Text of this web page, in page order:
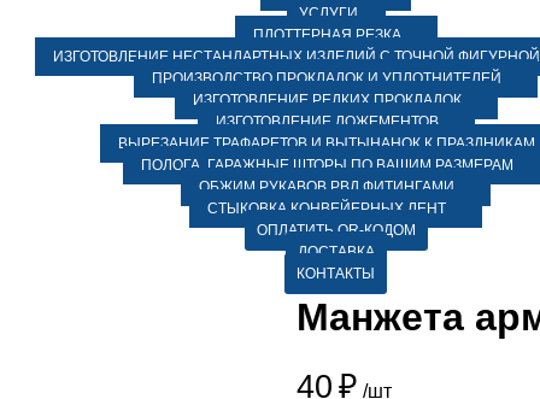
УСЛУГИ
ПЛОТТЕРНАЯ РЕЗКА
ИЗГОТОВЛЕНИЕ НЕСТАНДАРТНЫХ ИЗДЕЛИЙ С ТОЧНОЙ ФИГУРНОЙ
ПРОИЗВОДСТВО ПРОКЛАДОК И УПЛОТНИТЕЛЕЙ
ИЗГОТОВЛЕНИЕ РЕДКИХ ПРОКЛАДОК
ИЗГОТОВЛЕНИЕ ЛОЖЕМЕНТОВ
ВЫРЕЗАНИЕ ТРАФАРЕТОВ И ВЫТЫНАНОК К ПРАЗДНИКАМ
ПОЛОГА, ГАРАЖНЫЕ ШТОРЫ ПО ВАШИМ РАЗМЕРАМ
ОБЖИМ РУКАВОВ РВД ФИТИНГАМИ
СТЫКОВКА КОНВЕЙЕРНЫХ ЛЕНТ
ОПЛАТИТЬ QR-КОДОМ
ДОСТАВКА
КОНТАКТЫ
Манжета
40 ₽ /шт